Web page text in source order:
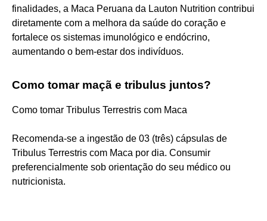
finalidades, a Maca Peruana da Lauton Nutrition contribui
diretamente com a melhora da saúde do coração e
fortalece os sistemas imunológico e endócrino,
aumentando o bem-estar dos indivíduos.
Como tomar maçã e tribulus juntos?
Como tomar Tribulus Terrestris com Maca
Recomenda-se a ingestão de 03 (três) cápsulas de
Tribulus Terrestris com Maca por dia. Consumir
preferencialmente sob orientação do seu médico ou
nutricionista.